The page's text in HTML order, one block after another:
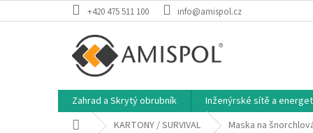
na
+420 475 511 100 info@amispol.cz
Zahrad a Skrytý obrubník Inženýrské sítě a
Domů KARTONY / SURVIVAL Maska na